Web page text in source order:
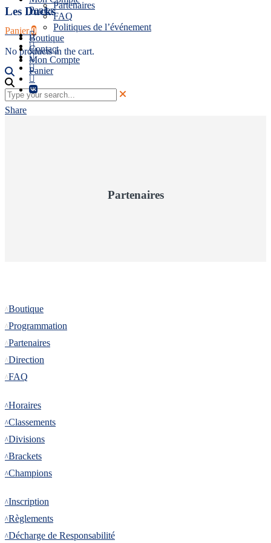
Panier
Panier 0
No products in the cart.
Partenaires
FAQ
Politiques de l’événement
Boutique
Contact
Mon Compte
Panier
Les Ducks
Share
Partenaires
Boutique
Programmation
Partenaires
Direction
FAQ
Horaires
Classements
Divisions
Brackets
Champions
Inscription
Règlements
Décharge de Responsabilité